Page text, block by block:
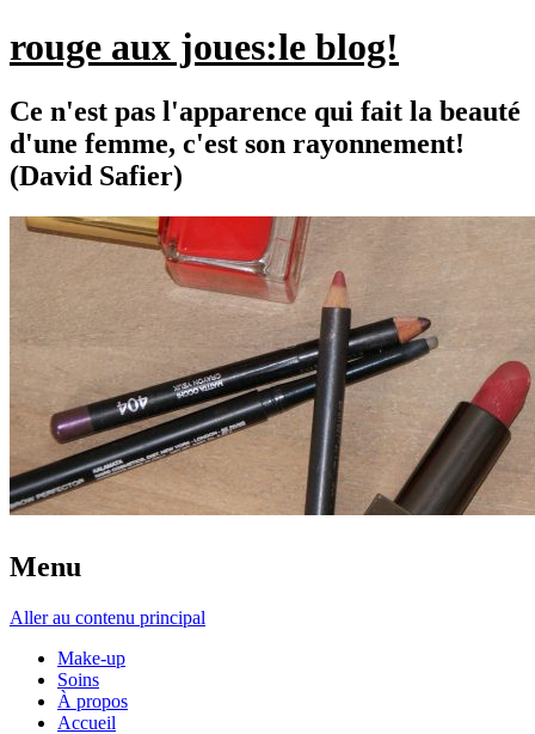
rouge aux joues:le blog!
Ce n'est pas l'apparence qui fait la beauté
d'une femme, c'est son rayonnement!
(David Safier)
Menu
Aller au contenu principal
Make-up
Soins
À propos
Accueil